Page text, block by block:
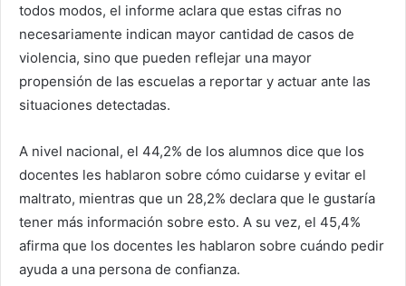
todos modos, el informe aclara que estas cifras no
necesariamente indican mayor cantidad de casos de
violencia, sino que pueden reflejar una mayor
propensión de las escuelas a reportar y actuar ante las
situaciones detectadas.
A nivel nacional, el 44,2% de los alumnos dice que los
docentes les hablaron sobre cómo cuidarse y evitar el
maltrato, mientras que un 28,2% declara que le gustaría
tener más información sobre esto. A su vez, el 45,4%
afirma que los docentes les hablaron sobre cuándo pedir
ayuda a una persona de confianza.